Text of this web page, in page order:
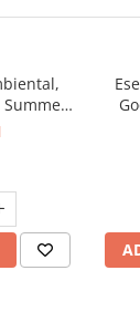
Summer